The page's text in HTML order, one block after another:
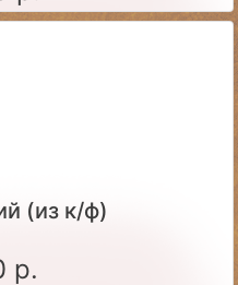
(из к/ф)
р.